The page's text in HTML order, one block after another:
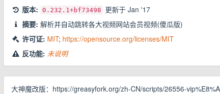
版本: 0.232.1+bf73498 更新于 Jan '17
摘要: 解析并自动跳转各大视频网站会员视频(傻瓜版)
许可证: MIT; https://opensource.org/licenses/MIT
反功能: 未说明
大神魔改版：https://greasyfork.org/zh-CN/scripts/26556-